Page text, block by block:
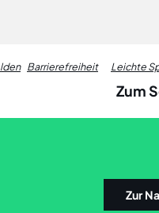
Fußzeile
Barrierefreiheit Leichte
Zum
Zur